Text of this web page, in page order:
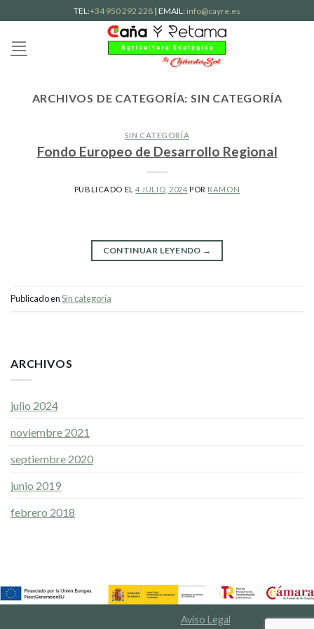
content
TEL:+34 950 292 228 | EMAIL: info@cayre.es
ARCHIVOS DE CATEGORÍA: SIN CATEGORÍA
SIN CATEGORÍA
Fondo Europeo de Desarrollo Regional
PUBLICADO EL4 JULIO, 2024 POR RAMON
CONTINUAR LEYENDO →
Publicado enSin categoría
ARCHIVOS
julio 2024
noviembre 2021
septiembre 2020
junio 2019
febrero 2018
Aviso Legal